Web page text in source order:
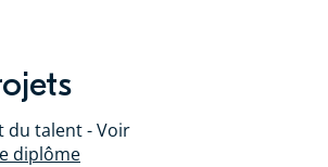
du talent - Voir
diplôme